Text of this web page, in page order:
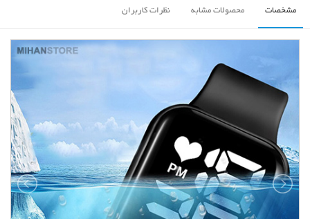
مشخصات محصولات مشابه نظرات کاربران